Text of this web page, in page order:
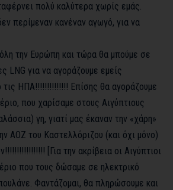
πολύ καλύτερα χωρίς εμάς.
περίμεναν κανέναν αγωγό, για να
την Ευρώπη και τώρα θα μπούμε σε
LNG για να αγοράζουμε εμείς
τις ΗΠΑ!!!!!!!!!!!!!! Επίσης θα αγοράζουμε
που χαρίσαμε στους Αιγύπτιους
γη, γιατί μας έκαναν την «χάρη»
ΑΟΖ του Καστελλόριζου (και όχι μόνο)
[Για την ακρίβεια οι Αιγύπτιοι
που τους δώσαμε σε ηλεκτρικό
Φαντάζομαι, θα πληρώσουμε και